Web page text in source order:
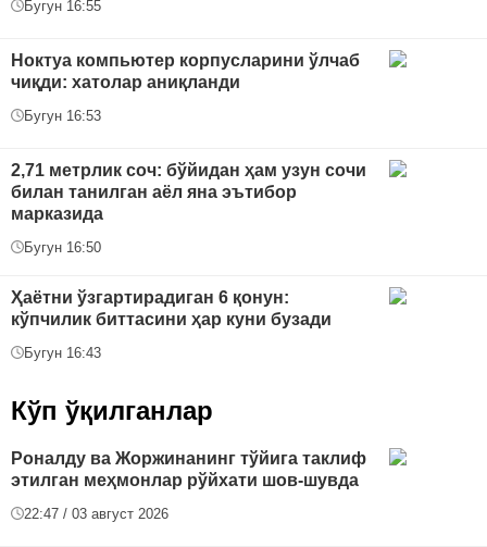
Бугун 16:55
Ноктуа компьютер корпусларини ўлчаб
чиқди: хатолар аниқланди
Бугун 16:53
2,71 метрлик соч: бўйидан ҳам узун сочи
билан танилган аёл яна эътибор
марказида
Бугун 16:50
Ҳаётни ўзгартирадиган 6 қонун:
кўпчилик биттасини ҳар куни бузади
Бугун 16:43
Кўп ўқилганлар
Роналду ва Жоржинанинг тўйига таклиф
этилган меҳмонлар рўйхати шов-шувда
22:47 / 03 август 2026